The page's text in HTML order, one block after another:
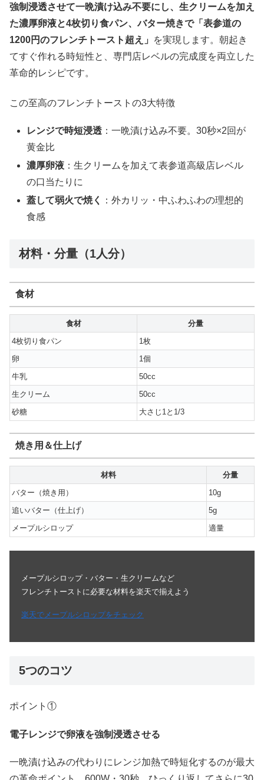
強制浸透させて一晩漬け込み不要にし、生クリームを加え
た濃厚卵液と4枚切り食パン、バター焼きで「表参道の
1200円のフレンチトースト超え」
を実現します。朝起き
てすぐ作れる時短性と、専門店レベルの完成度を両立した
革命的レシピです。
この至高のフレンチトーストの3大特徴
レンジで時短浸透 ：一晩漬け込み不要。30秒×2回が
黄金比
濃厚卵液 ：生クリームを加えて表参道高級店レベル
の口当たりに
蓋して弱火で焼く
：外カリッ・中ふわふわの理想的
食感
材料・分量（1人分）
食材
食材
分量
4枚切り食パン
1枚
卵
1個
牛乳
50cc
生クリーム
50cc
砂糖
大さじ1と1/3
焼き用＆仕上げ
材料
分量
バター（焼き用）
10g
追いバター（仕上げ）
5g
メープルシロップ
適量
メープルシロップ・バター・生クリームなど
フレンチトーストに必要な材料を楽天で揃えよう
楽天でメープルシロップをチェック
5つのコツ
ポイント①
電子レンジで卵液を強制浸透させる
一晩漬け込みの代わりにレンジ加熱で時短化するのが最大